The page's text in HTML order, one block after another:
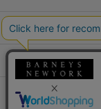
店舗情報
サービス